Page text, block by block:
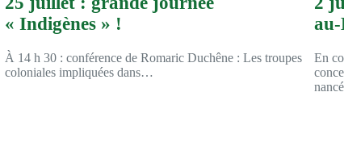
« Indigènes » !
À 14 h 30 : conférence de Romaric Duchêne : Les troupes
coloniales impliquées dans…
au-
En